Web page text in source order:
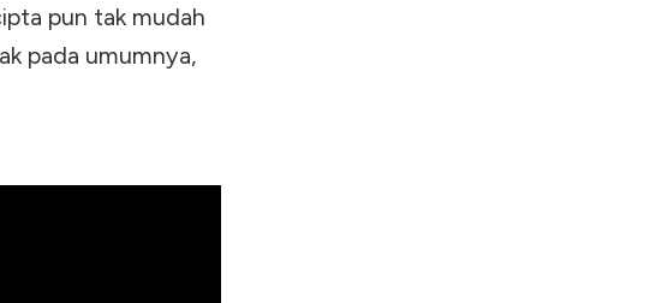
pun tak mudah
pada umumnya,